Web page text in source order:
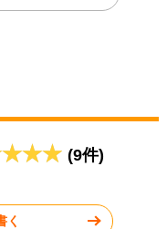
2026年6月8日
(9件)
く